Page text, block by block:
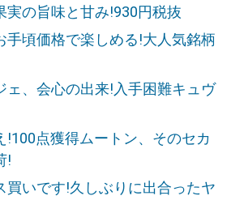
実の旨味と甘み!930円税抜
手頃価格で楽しめる!大人気銘柄
ェ、会心の出来!入手困難キュヴ
!100点獲得ムートン、そのセカ
!
買いです!久しぶりに出合ったヤ